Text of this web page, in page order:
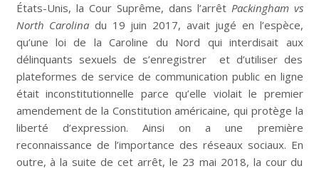
États-Unis, la Cour Suprême, dans l’arrêt Packingham vs
North Carolina du 19 juin 2017, avait jugé en l’espèce,
qu’une loi de la Caroline du Nord qui interdisait aux
délinquants sexuels de s’enregistrer et d’utiliser des
plateformes de service de communication public en ligne
était inconstitutionnelle parce qu’elle violait le premier
amendement de la Constitution américaine, qui protège la
liberté d’expression. Ainsi on a une première
reconnaissance de l’importance des réseaux sociaux. En
outre, à la suite de cet arrêt, le 23 mai 2018, la cour du